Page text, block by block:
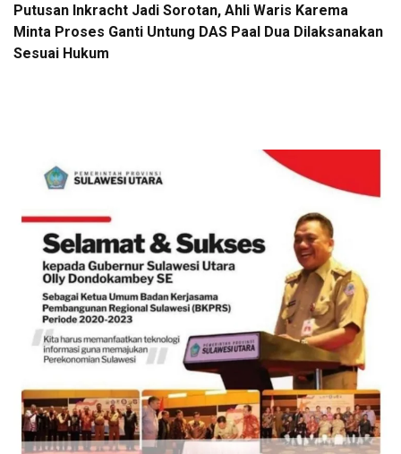
Putusan Inkracht Jadi Sorotan, Ahli Waris Karema
Minta Proses Ganti Untung DAS Paal Dua Dilaksanakan
Sesuai Hukum